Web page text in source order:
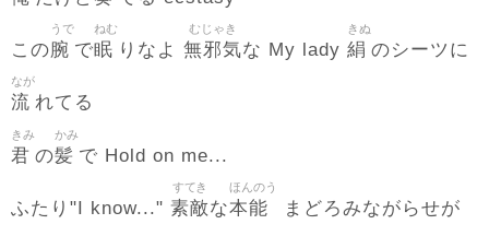
この腕
うで
で眠
ねむ
りなよ 無邪気
むじゃき
な My lady 絹
きぬ
のシーツに
流
なが
れてる
君
きみ
の髪
かみ
で Hold on me...
ふたり"I know..." 素敵
すてき
な本能
ほんのう
まどろみながらせが